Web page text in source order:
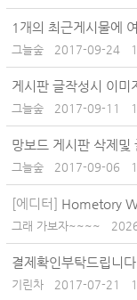
1개의 최근게시물에
그늘숲 2017-09-24
게시판 글작성시 이미
그늘숲 2017-09-11
망보드 게시판 삭제및
그늘숲 2017-09-06
[에디터] Hometory
그래 가보자~~~~
결제확인부탁드립니다.
기린차 2017-07-21